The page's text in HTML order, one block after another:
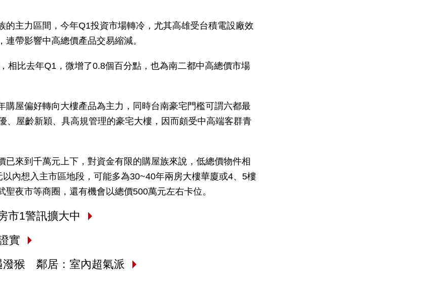
主力區間，今年Q1投資市場轉冷，尤其高雄受台積電設廠效
帶影響中高總價產品交易縮減。
相比去年Q1，微增了0.8個百分點，也為南二都中高總價市場
屋偏好轉向大樓產品為主力，同時台南豪宅門檻可謂六都最
、屋齡新穎、具高規管理的豪宅大樓，因而頗受中高端客群青
來到千萬元上下，對資金有限的購屋族來說，低總價物件相
內想入主市區地段，可能多為30~40年兩房大樓華廈或4、5樓
夜市等商圈，還有機會以總價500萬元左右卡位。
市1警訊擴大中
實
潑猴 鄰居：室內超氣派